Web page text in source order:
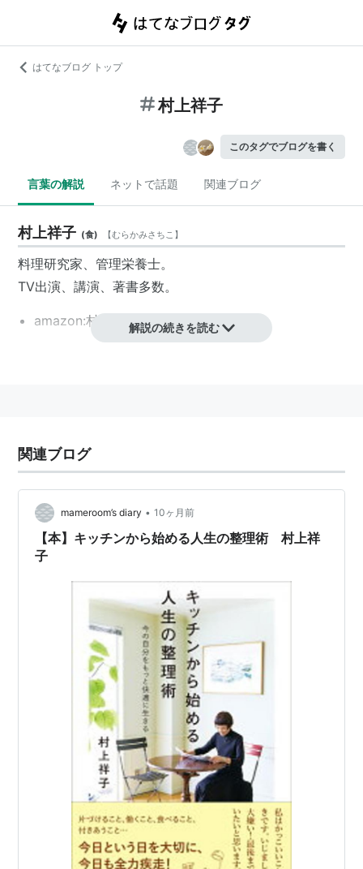
はてなブログ トップ
村上祥子
このタグでブログを書く
言葉の解説 ネットで話題 関連ブログ
村上祥子 (食) 【むらかみさちこ 】
料理研究家、管理栄養士。
TV出演、講演、著書多数。
amazon:村上祥子解説の続きを読む
関連ブログ
mameroom’s diary • 10ヶ月前
【本】キッチンから始める人生の整理術 村上祥
子